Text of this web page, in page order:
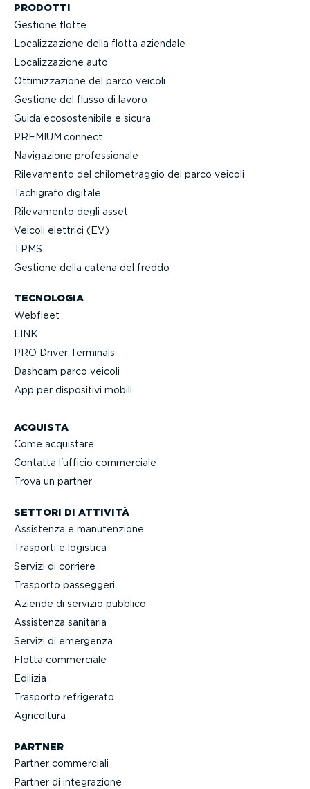
PRODOTTI
Gestione flotte
Localiz­za­zione della flotta aziendale
Localiz­za­zione auto
Ottimiz­za­zione del parco veicoli
Gestione del flusso di lavoro
Guida ecoso­ste­nibile e sicura
PREMIUM.connect
Navigazione profes­sionale
Rilevamento del chilo­me­traggio del parco veicoli
Tachigrafo digitale
Rilevamento degli asset
Veicoli elettrici (EV)
TPMS
Gestione della catena del freddo
TECNOLOGIA
Webfleet
LINK
PRO Driver Terminals
Dashcam parco veicoli
App per dispositivi mobili
ACQUISTA
Come acquistare
Contatta l'ufficio commerciale
Trova un partner
SETTORI DI ATTIVITÀ
Assistenza e manuten­zione
Trasporti e logistica
Servizi di corriere
Trasporto passeggeri
Aziende di servizio pubblico
Assistenza sanitaria
Servizi di emergenza
Flotta commerciale
Edilizia
Trasporto refrigerato
Agricoltura
PARTNER
Partner commerciali
Partner di integra­zione